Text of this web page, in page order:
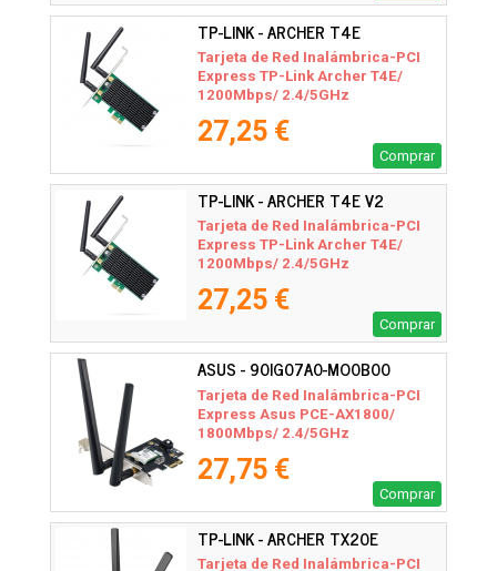
TP-LINK - ARCHER T4E
Tarjeta de Red Inalámbrica-PCI
Express TP-Link Archer T4E/
1200Mbps/ 2.4/5GHz
27,25 €
Comprar
TP-LINK - ARCHER T4E V2
Tarjeta de Red Inalámbrica-PCI
Express TP-Link Archer T4E/
1200Mbps/ 2.4/5GHz
27,25 €
Comprar
ASUS - 90IG07A0-MO0B00
Tarjeta de Red Inalámbrica-PCI
Express Asus PCE-AX1800/
1800Mbps/ 2.4/5GHz
27,75 €
Comprar
TP-LINK - ARCHER TX20E
Tarjeta de Red Inalámbrica-PCI